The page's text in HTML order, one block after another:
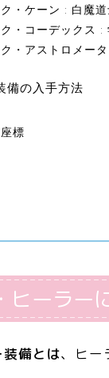
・ケーン : 白魔
・コーデックス :
・アストロメー
備の入手方法
標
ヒーラー
備とは、ヒー